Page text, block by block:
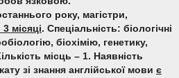
року, магістри,
місяці. Спеціальність: біологічні
біохімію, генетику,
місць – 1. Наявність
зі знання англійської мови є